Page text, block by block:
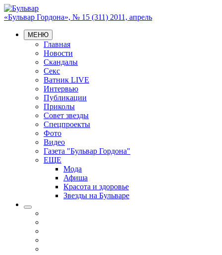
«Бульвар Гордона», № 15 (311) 2011, апрель
МЕНЮ
Главная
Новости
Скандалы
Секс
Ватник LIVE
Интервью
Публикации
Приколы
Совет звезды
Спецпроекты
Фото
Видео
Газета "Бульвар Гордона"
ЕЩЕ
Мода
Афиша
Красота и здоровье
Звезды на Бульваре